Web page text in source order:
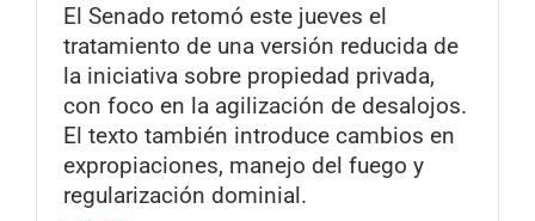
El Senado retomó este jueves el
tratamiento de una versión reducida de
la iniciativa sobre propiedad privada,
con foco en la agilización de desalojos.
El texto también introduce cambios en
expropiaciones, manejo del fuego y
regularización dominial.